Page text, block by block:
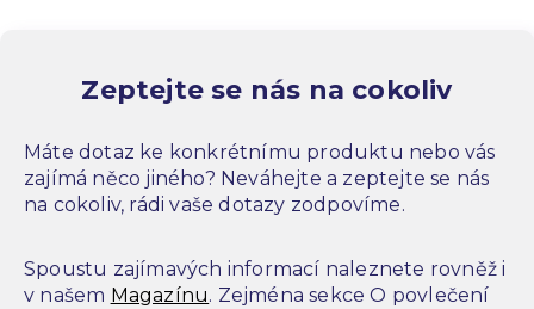
Zeptejte se nás na cokoliv
Máte dotaz ke konkrétnímu produktu nebo vás
zajímá něco jiného? Neváhejte a zeptejte se nás
na cokoliv, rádi vaše dotazy zodpovíme.
Spoustu zajímavých informací naleznete rovněž i
v našem Magazínu. Zejména sekce O povlečení